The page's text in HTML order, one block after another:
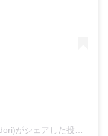
骨付鳥 観兵衛(@kanbee_honetsukidori)がシェアした投稿